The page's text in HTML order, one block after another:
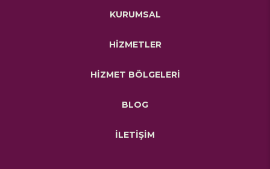
KURUMSAL
HİZMETLER
HİZMET BÖLGELERİ
BLOG
İLETİŞİM